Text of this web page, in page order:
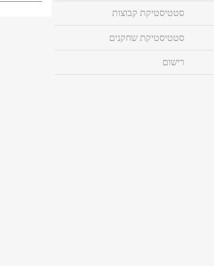
סטטיסטיקת קבוצות
סטטיסטיקת שחקנים
רישום